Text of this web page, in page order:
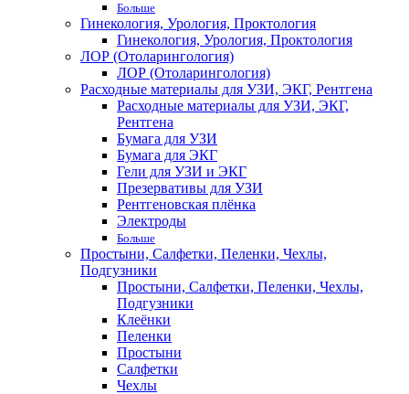
Больше
Гинекология, Урология, Проктология
Гинекология, Урология, Проктология
ЛОР (Отоларингология)
ЛОР (Отоларингология)
Расходные материалы для УЗИ, ЭКГ, Рентгена
Расходные материалы для УЗИ, ЭКГ,
Рентгена
Бумага для УЗИ
Бумага для ЭКГ
Гели для УЗИ и ЭКГ
Презервативы для УЗИ
Рентгеновская плёнка
Электроды
Больше
Простыни, Салфетки, Пеленки, Чехлы,
Подгузники
Простыни, Салфетки, Пеленки, Чехлы,
Подгузники
Клеёнки
Пеленки
Простыни
Салфетки
Чехлы